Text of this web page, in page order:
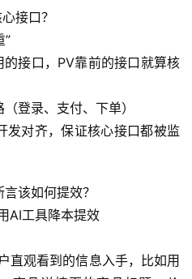
接口？
”
接口，PV靠前的接口就算核
登录、支付、下单）
发对齐，保证核心接口都被监
该如何提效？
AI工具降本提效
直观看到的信息入手，比如用